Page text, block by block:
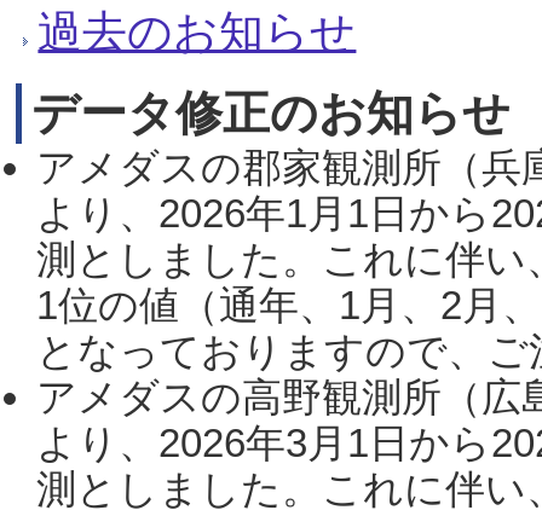
過去のお知らせ
データ修正のお知らせ
アメダスの郡家観測所（
より、2026年1月1日から
測としました。これに伴い
1位の値（通年、1月、2月
となっておりますので、
アメダスの高野観測所（
より、2026年3月1日から
測としました。これに伴い